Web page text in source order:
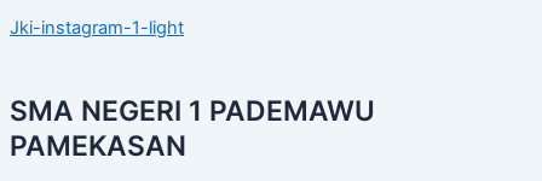
Jki-instagram-1-light
SMA NEGERI 1 PADEMAWU
PAMEKASAN